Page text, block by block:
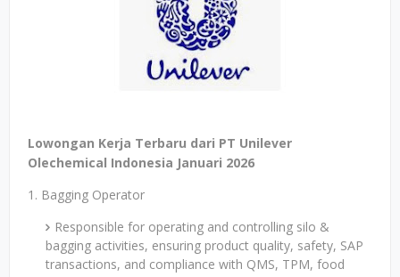
Lowongan Kerja Terbaru dari PT Unilever
Olechemical Indonesia Januari 2026
1. Bagging Operator
Responsible for operating and controlling silo &
bagging activities, ensuring product quality, safety, SAP
transactions, and compliance with QMS, TPM, food